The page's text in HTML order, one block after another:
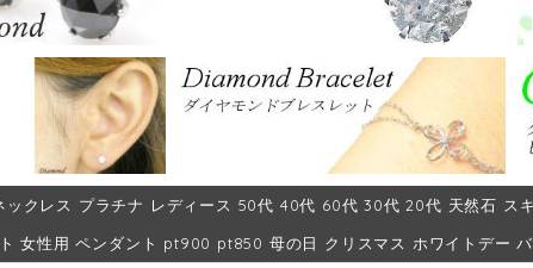
ックレス プラチナ レディース 50代 40代 60代 30代 20代 天然石 ス
女性用 ペンダント pt900 pt850 母の日 クリスマス ホワイトデー